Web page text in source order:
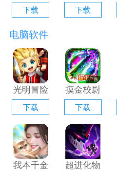
电脑版
「含模拟
器」
下载
手游电脑
版「含模
下载
电脑软件
光明冒险
电脑版
「含模拟
器」
下载
摸金校尉
之伏魔殿
电脑版
「含模拟
器」
下载
我本千金
超进化物